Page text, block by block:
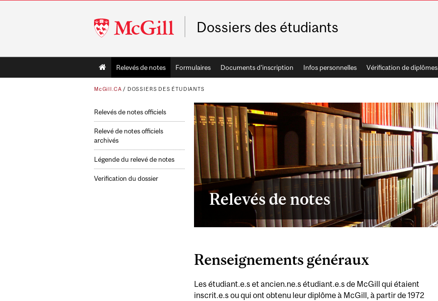
McGill
University
Dossiers des étudiants
Main
navigation
Relevés de notes Formulaires Documents d’inscription Infos personnelles Vérification de diplômes
McGill.CA / DOSSIERS DES ÉTUDIANTS
Relevés de notes officiels
Relevé de notes officiels
archivés
Légende du relevé de notes
Verification du dossier
Relevés de notes
Renseignements généraux​
Les étudiant.e.s et ancien.ne.s étudiant.e.s de McGill qui étaient
inscrit.e.s ou qui ont obtenu leur diplôme à McGill, à partir de 1972